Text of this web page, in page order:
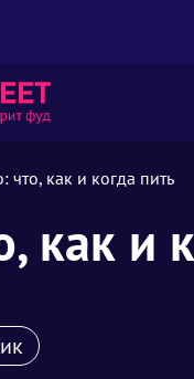
что, как и когда пить
как и